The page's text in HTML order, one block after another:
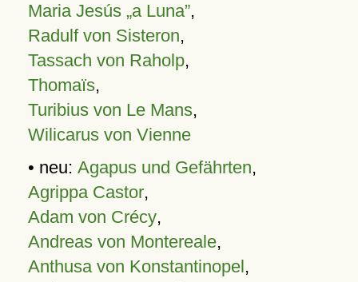
Maria Jesús „a Luna”,
Radulf von Sisteron,
Tassach von Raholp,
Thomaïs,
Turibius von Le Mans,
Wilicarus von Vienne
• neu: Agapus und Gefährten,
Agrippa Castor,
Adam von Crécy,
Andreas von Montereale,
Anthusa von Konstantinopel,